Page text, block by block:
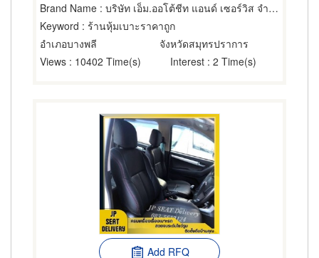
Brand Name : บริษัท เอ็ม.ออโต้ชีท แอนด์ เซอร์วิส จำกัด
Keyword : ร้านหุ้มเบาะราคาถูก
อำเภอบางพลี
จังหวัดสมุทรปราการ
Views : 10402 Time(s) Interest : 2 Time(s)
Add RFQ